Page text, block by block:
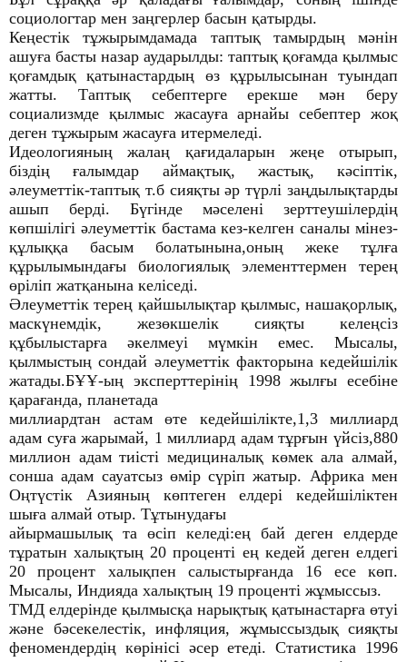
социологтар мен заңгерлер басын қатырды.
Кеңестік тұжырымдамада таптық тамырдың мәнін
ашуға басты назар аударылды: таптық қоғамда қылмыс
қоғамдық қатынастардың өз құрылысынан туындап
жатты. Таптық себептерге ерекше мән беру
социализмде қылмыс жасауға арнайы себептер жоқ
деген тұжырым жасауға итермеледі.
Идеологияның жалаң қағидаларын жеңе отырып,
біздің ғалымдар аймақтық, жастық, кәсіптік,
әлеуметтік-таптық т.б сияқты әр түрлі заңдылықтарды
ашып берді. Бүгінде мәселені зерттеушілердің
көпшілігі әлеуметтік бастама кез-келген саналы мінез-
құлыққа басым болатынына,оның жеке тұлға
құрылымындағы биологиялық элементтермен терең
өріліп жатқанына келіседі.
Әлеуметтік терең қайшылықтар қылмыс, нашақорлық,
маскүнемдік, жезөкшелік сияқты келеңсіз
құбылыстарға әкелмеуі мүмкін емес. Мысалы,
қылмыстың сондай әлеуметтік факторына кедейшілік
жатады.БҰҰ-ың эксперттерінің 1998 жылғы есебіне
қарағанда, планетада
миллиардтан астам өте кедейшілікте,1,3 миллиард
адам суға жарымай, 1 миллиард адам тұрғын үйсіз,880
миллион адам тиісті медициналық көмек ала алмай,
сонша адам сауатсыз өмір сүріп жатыр. Африка мен
Оңтүстік Азияның көптеген елдері кедейшіліктен
шыға алмай отыр. Тұтынудағы
айырмашылық та өсіп келеді:ең бай деген елдерде
тұратын халықтың 20 проценті ең кедей деген елдегі
20 процент халықпен салыстырғанда 16 есе көп.
Мысалы, Индияда халықтың 19 проценті жұмыссыз.
ТМД елдерінде қылмысқа нарықтық қатынастарға өтуі
және бәсекелестік, инфляция, жұмыссыздық сияқты
феномендердің көрінісі әсер етеді. Статистика 1996